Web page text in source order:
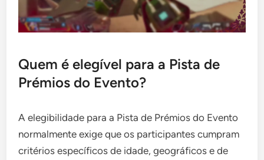
Quem é elegível para a Pista de
Prémios do Evento?
A elegibilidade para a Pista de Prémios do Evento
normalmente exige que os participantes cumpram
critérios específicos de idade, geográficos e de